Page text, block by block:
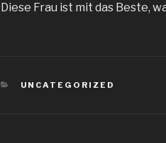
Diese Frau ist mit das Beste,
KATEGORIEN
UNCATEGORIZED